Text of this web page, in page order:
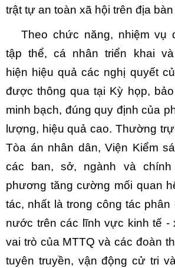
trật tự an toàn xã hội trên địa
Theo chức năng, nhiệm vụ
tập thể, cá nhân triển khai
hiện hiệu quả các nghị quyết
được thông qua tại Kỳ họp,
minh bạch, đúng quy định của
lượng, hiệu quả cao. Thường
Tòa án nhân dân, Viện Kiểm
các ban, sở, ngành và
phương tăng cường mối quan
tác, nhất là trong công tác
nước trên các lĩnh vực kinh tế -
vai trò của MTTQ và các đoàn
tuyên truyền, vận động cử tri